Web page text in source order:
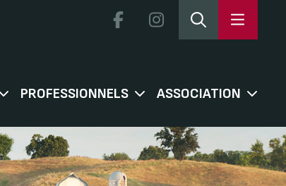
PROFESSIONNELS ASSOCIATION